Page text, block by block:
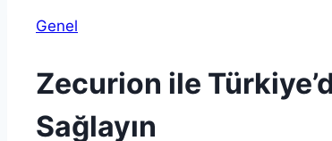
Genel
Zecurion ile
Sağlayın